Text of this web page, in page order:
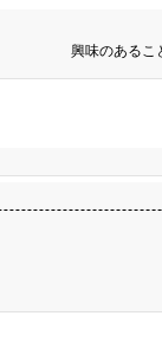
興味のあるこ